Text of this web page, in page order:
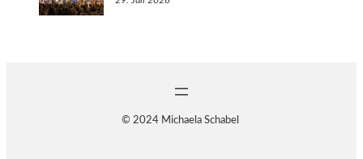
© 2024 Michaela Schabel